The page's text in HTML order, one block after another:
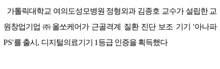
가톨릭대학교 여의도성모병원 정형외과 김종호 교수가 설립한 교
원창업기업㈜ 올쏘케어가 근골격계 질환 진단 보조 기기'아나파
PS'를 출시 , 디지털의료기기 1 등급 인증을 획득했다